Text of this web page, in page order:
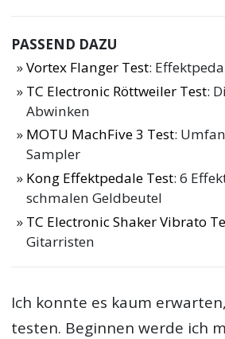
PASSEND DAZU
Vortex Flanger Test:
TC Electronic Röttweiler Test:
Abwinken
MOTU MachFive 3 Test:
Sampler
Kong Effektpedale Test: 6
schmalen Geldbeutel
TC Electronic Shaker Vibrato
Gitarristen
Ich konnte es kaum
testen. Beginnen werde ich